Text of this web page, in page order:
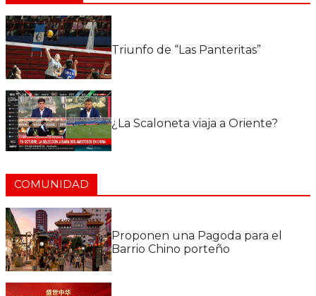
Triunfo de “Las Panteritas”
¿La Scaloneta viaja a Oriente?
COMUNIDAD
Proponen una Pagoda para el
Barrio Chino porteño